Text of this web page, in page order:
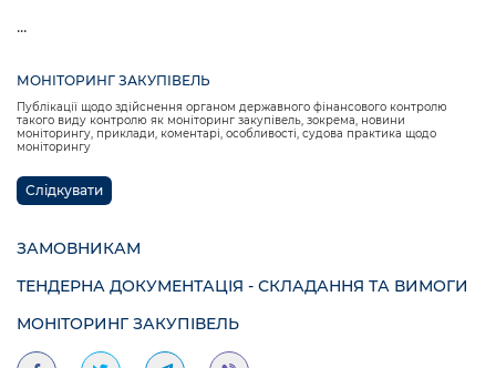
...
МОНІТОРИНГ ЗАКУПІВЕЛЬ
Публікації щодо здійснення органом державного фінансового контролю
такого виду контролю як моніторинг закупівель, зокрема, новини
моніторингу, приклади, коментарі, особливості, судова практика щодо
моніторингу
Слідкувати
ЗАМОВНИКАМ
ТЕНДЕРНА ДОКУМЕНТАЦІЯ - СКЛАДАННЯ ТА ВИМОГИ
МОНІТОРИНГ ЗАКУПІВЕЛЬ